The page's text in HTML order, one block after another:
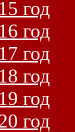
год
год
год
год
год
год